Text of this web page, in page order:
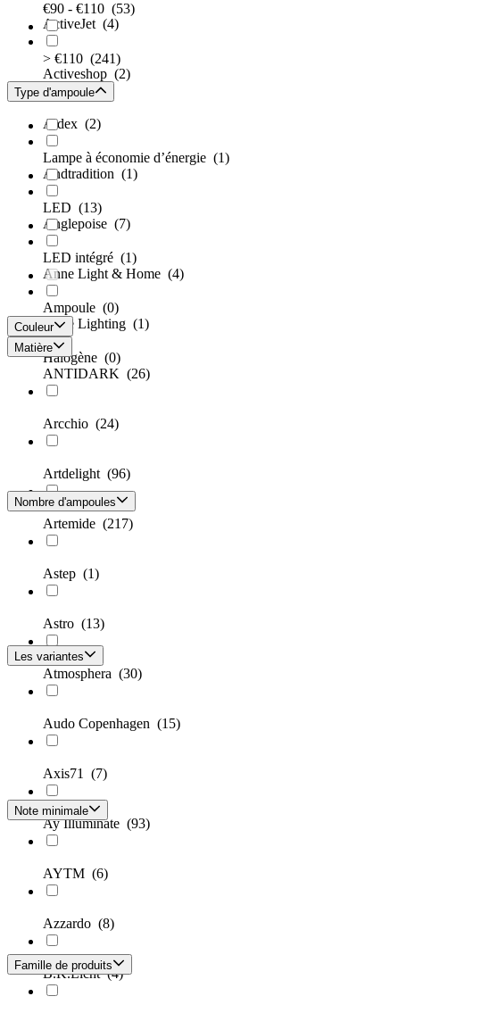
ActiveJet (4)
Activeshop (2)
Aldex (2)
Andtradition (1)
Anglepoise (7)
Anne Light & Home (4)
Anne Lighting (1)
ANTIDARK (26)
Arcchio (24)
Artdelight (96)
Artemide (217)
Astep (1)
Astro (13)
Atmosphera (30)
Audo Copenhagen (15)
Axis71 (7)
Ay Illuminate (93)
AYTM (6)
Azzardo (8)
B.K.Licht(4)
€90 - €110 (53)
> €110 (241)
Type d'ampoule
Lampe à économie d’énergie (1)
LED (13)
LED intégré (1)
Ampoule (0)
Halogène (0)
Couleur
Matière
Nombre d'ampoules
Les variantes
Note minimale
Famille de produits